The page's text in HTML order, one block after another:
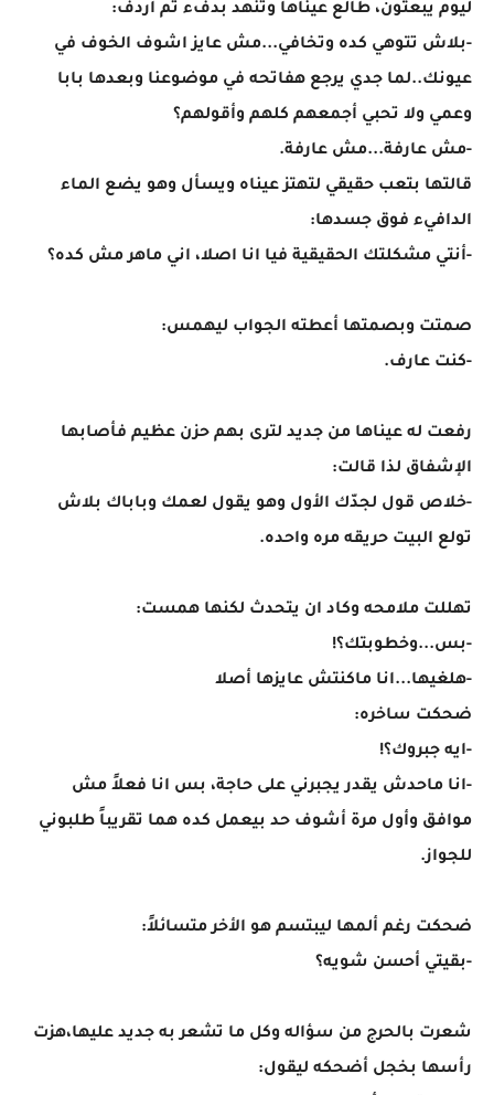
ليوم يبعثون، طالع عيناها وتنهد بدفء ثم أردف:
-بلاش تتوهي كده وتخافي...مش عايز اشوف الخوف في
عيونك..لما جدي يرجع هفاتحه في موضوعنا وبعدها بابا
وعمي ولا تحبي أجمعهم كلهم وأقولهم؟
-مش عارفة...مش عارفة.
قالتها بتعب حقيقي لتهتز عيناه ويسأل وهو يضع الماء
الدافيء فوق جسدها:
-أنتي مشكلتك الحقيقية فيا انا اصلا، اني ماهر مش كده؟
صمتت وبصمتها أعطته الجواب ليهمس:
-كنت عارف.
رفعت له عيناها من جديد لترى بهم حزن عظيم فأصابها
الإشفاق لذا قالت:
-خلاص قول لجدّك الأول وهو يقول لعمك وباباك بلاش
تولع البيت حريقه مره واحده.
تهللت ملامحه وكاد ان يتحدث لكنها همست:
-بس...وخطوبتك؟!
-هلغيها...انا ماكنتش عايزها أصلا
ضحكت ساخره:
-ايه جبروك؟!
-انا ماحدش يقدر يجبرني على حاجة، بس انا فعلاً مش
موافق وأول مرة أشوف حد بيعمل كده هما تقريباً طلبوني
للجواز.
ضحكت رغم ألمها ليبتسم هو الأخر متسائلاً:
-بقيتي أحسن شويه؟
شعرت بالحرج من سؤاله وكل ما تشعر به جديد عليها،هزت
رأسها بخجل أضحكه ليقول: